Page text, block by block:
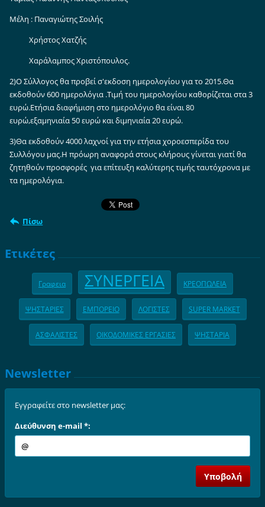
Μέλη : Παναγιώτης Σοιλής
Χρήστος Χατζής
Χαράλαμπος Χριστόπουλος.
2)Ο Σύλλογος θα προβεί σ'εκδοση ημερολογίου για το 2015.Θα
εκδοθούν 600 ημερολόγια .Τιμή του ημερολογίου καθορίζεται στα 3
ευρώ.Ετήσια διαφήμιση στο ημερολόγιο θα είναι 80
ευρώ,εξαμηνιαία 50 ευρώ και διμηνιαία 20 ευρώ.
3)Θα εκδοθούν 4000 λαχνοί για την ετήσια χοροεσπερίδα του
Συλλόγου μας.Η πρόωρη αναφορά στους κλήρους γίνεται γιατί θα
ζητηθούν προσφορές για επίτευξη καλύτερης τιμής ταυτόχρονα με
τα ημερολόγια.
Πίσω
Ετικέτες
Γραφεια ΣΥΝΕΡΓΕΙΑ ΚΡΕΟΠΩΛΕΙΑ
ΨΗΣΤΑΡΙΕΣ ΕΜΠΟΡΕΙΟ ΛΟΓΙΣΤΕΣ SUPER MARKET
ΑΣΦΑΛΙΣΤΕΣ ΟΙΚΟΔΟΜΙΚΕΣ ΕΡΓΑΣΙΕΣ ΨΗΣΤΑΡΙΑ
Newsletter
Εγγραφείτε στο newsletter μας:
Διεύθυνση e-mail *: